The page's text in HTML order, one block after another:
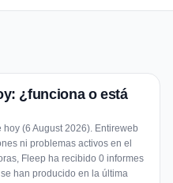
¿funciona o está
(6 August 2026). Entireweb
ni problemas activos en el
Fleep ha recibido 0 informes
han producido en la última